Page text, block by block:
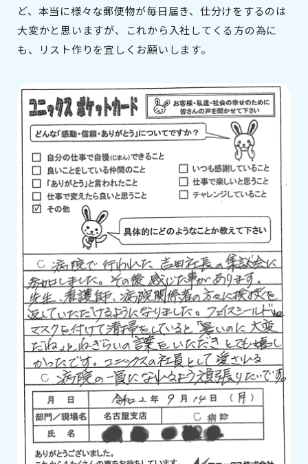
ど、本当に様々な郵便物が毎日届き、仕分けをするのは
大変かと思いますが、これから入社してくる方の為に
も、リスト作りを宜しくお願いします。